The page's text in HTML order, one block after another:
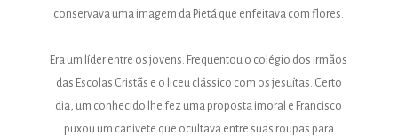
conservava uma imagem da Pietá que enfeitava com flores.
Era um líder entre os jovens. Frequentou o colégio dos irmãos
das Escolas Cristãs e o liceu clássico com os jesuítas. Certo
dia, um conhecido lhe fez uma proposta imoral e Francisco
puxou um canivete que ocultava entre suas roupas para